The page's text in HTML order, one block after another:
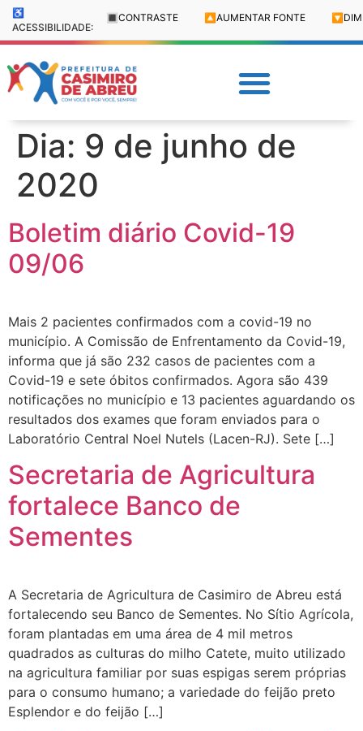
♿
ACESSIBILIDADE:
🔳 CONTRASTE 🔼 AUMENTAR FONTE 🔽
Dia: 9 de junho de
2020
Boletim diário Covid-19
09/06
Mais 2 pacientes confirmados com a covid-19 no
município. A Comissão de Enfrentamento da Covid-19,
informa que já são 232 casos de pacientes com a
Covid-19 e sete óbitos confirmados. Agora são 439
notificações no município e 13 pacientes aguardando os
resultados dos exames que foram enviados para o
Laboratório Central Noel Nutels (Lacen-RJ). Sete […]
Secretaria de Agricultura
fortalece Banco de
Sementes
A Secretaria de Agricultura de Casimiro de Abreu está
fortalecendo seu Banco de Sementes. No Sítio Agrícola,
foram plantadas em uma área de 4 mil metros
quadrados as culturas do milho Catete, muito utilizado
na agricultura familiar por suas espigas serem próprias
para o consumo humano; a variedade do feijão preto
Esplendor e do feijão […]